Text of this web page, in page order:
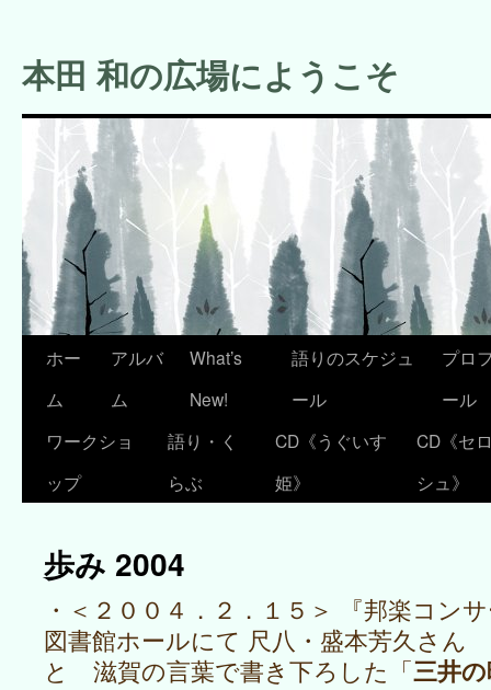
テ
ン
本田 和の広場にようこそ
ホー
ム
アルバ
ム
What’s
New!
語りのスケジュ
ール
プロ
ール
ワークショ
ップ
語り・く
らぶ
CD《うぐいす
姫》
CD《セ
シュ》
歩み 2004
・＜２００４．２．１５＞ 『邦楽コン
図書館ホールにて 尺八・盛本芳久さ
と 滋賀の言葉で書き下ろした「三井